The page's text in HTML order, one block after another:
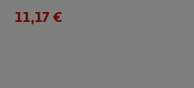
11,17 €